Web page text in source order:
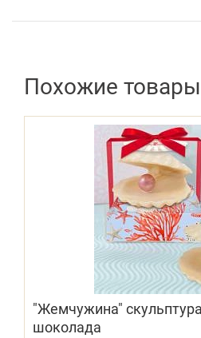
Похожие товары
"Жемчужина"
шоколада